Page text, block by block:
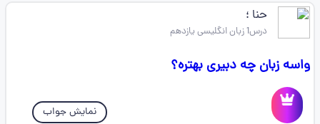
حنا ؛
درس1 زبان انگلیسی یازدهم
واسه زبان چه دبیری بهتره؟
نمایش جواب